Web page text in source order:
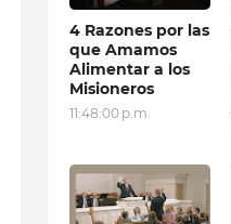
4 Razones por las
que Amamos
Alimentar a los
Misioneros
11:48:00 p.m.